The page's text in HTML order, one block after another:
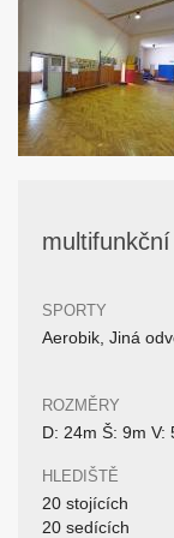
SPORTY
Aerobik, Jiná
ROZMĚRY
D: 24m Š: 9m V:
HLEDIŠTĚ
20 stojících
20 sedících